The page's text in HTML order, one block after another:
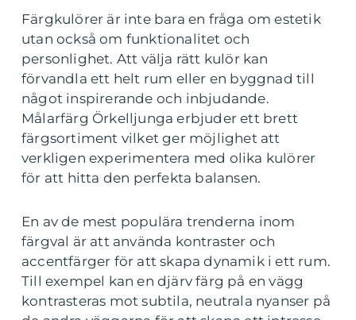
Färgkulörer är inte bara en fråga om estetik
utan också om funktionalitet och
personlighet. Att välja rätt kulör kan
förvandla ett helt rum eller en byggnad till
något inspirerande och inbjudande.
Målarfärg Örkelljunga erbjuder ett brett
färgsortiment vilket ger möjlighet att
verkligen experimentera med olika kulörer
för att hitta den perfekta balansen.
En av de mest populära trenderna inom
färgval är att använda kontraster och
accentfärger för att skapa dynamik i ett rum.
Till exempel kan en djärv färg på en vägg
kontrasteras mot subtila, neutrala nyanser på